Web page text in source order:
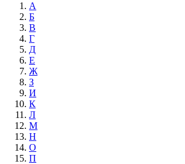
А
Б
В
Г
Д
Е
Ж
З
И
К
Л
М
Н
О
П